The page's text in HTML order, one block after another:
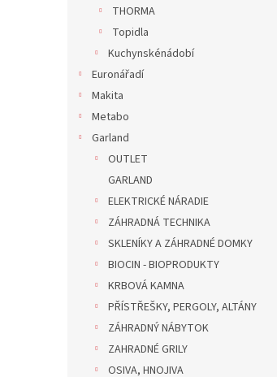
THORMA
Topidla
Kuchynskénádobí
Euronářadí
Makita
Metabo
Garland
OUTLET
GARLAND
ELEKTRICKÉ NÁRADIE
ZÁHRADNÁ TECHNIKA
SKLENÍKY A ZÁHRADNÉ DOMKY
BIOCIN - BIOPRODUKTY
KRBOVÁ KAMNA
PŘÍSTŘEŠKY, PERGOLY, ALTÁNY
ZÁHRADNÝ NÁBYTOK
ZAHRADNÉ GRILY
OSIVA, HNOJIVA